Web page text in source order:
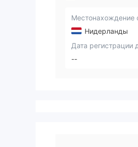
Местонахождение
Нидерланды
Дата регистрации
--